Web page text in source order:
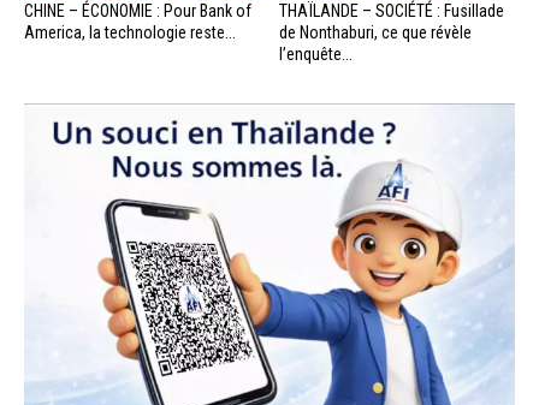
CHINE – ÉCONOMIE : Pour Bank of
America, la technologie reste...
THAÏLANDE – SOCIÉTÉ : Fusillade
de Nonthaburi, ce que révèle
l’enquête...